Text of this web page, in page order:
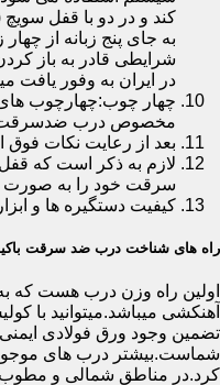
به جای پنج زبانه از
شرایطی قادر به باز
در ایران به وفور یافت
چهار چوب:چهارچوب های
مخصوص درب ضدسرقت
بعد از رعایت نکات
لازم به ذکر است که
سرقت خود را به صورت
کیفیت دستگیره ها و
راه های شناخت درب ضد سرقت
آهنکشی میباشد.میتوانید با
تضمین وجود ورق فولادی
کرد.در مناطق شمالی و مطوب